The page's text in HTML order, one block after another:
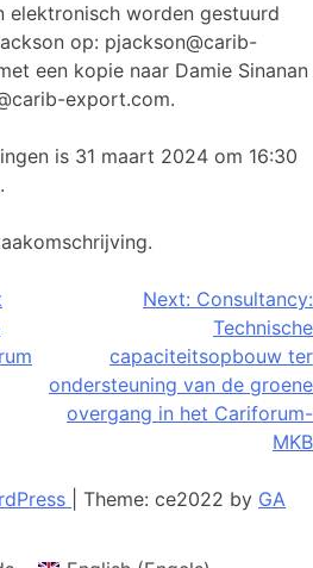
elektronisch worden gestuurd
op: pjackson@carib-
een kopie naar Damie Sinanan
export.com.
is 31 maart 2024 om 16:30
Next: Consultancy:
Technische
capaciteitsopbouw ter
ondersteuning van de groene
overgang in het Cariforum-
MKB
Theme: ce2022 by GA